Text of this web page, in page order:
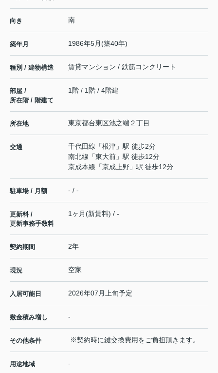
向き 南
築年月 1986年5月(築40年)
種別 / 建物構造 賃貸マンション / 鉄筋コンクリート
部屋 /
所在階 / 階建て
1階 / 1階 / 4階建
所在地 東京都台東区池之端２丁目
交通 千代田線 「根津 」駅 徒歩2分
南北線 「東大前 」駅 徒歩12分
京成本線 「京成上野 」駅 徒歩12分
駐車場 / 月額 - / -
更新料 /
更新事務手数料
1ヶ月(新賃料) / -
契約期間 2年
現況 空家
入居可能日 2026年07月上旬予定
敷金積み増し -
その他条件 ※契約時に鍵交換費用をご負担頂きます。
用途地域 -